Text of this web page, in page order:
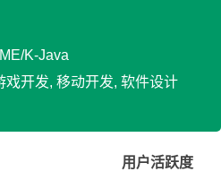
K-Java
开发, 移动开发, 软件设计
用户活跃度